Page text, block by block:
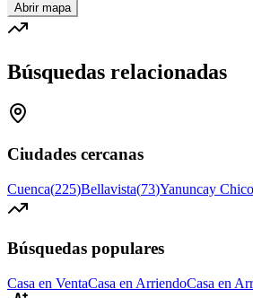
Abrir mapa
Búsquedas relacionadas
Ciudades cercanas
Cuenca(225)Bellavista(73)Yanuncay Chico
Búsquedas populares
Casa en VentaCasa en ArriendoCasa en